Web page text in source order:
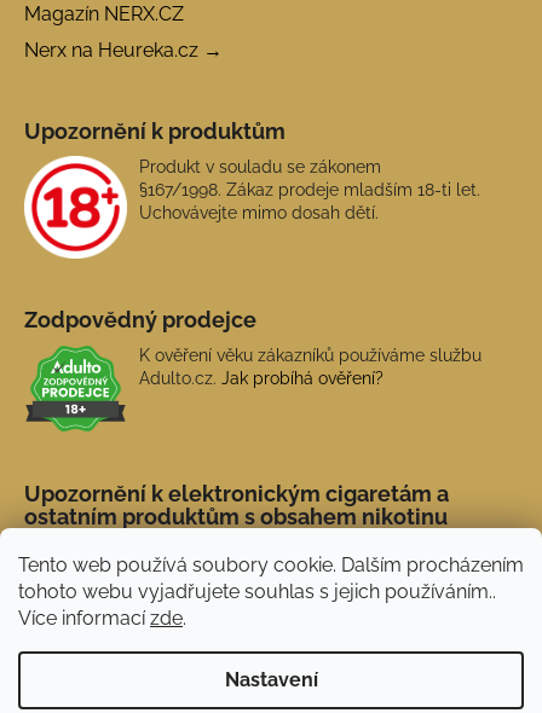
Tento web používá soubory cookie. Dalším procházením
tohoto webu vyjadřujete souhlas s jejich používáním..
Více informacízde.
Nastavení
Magazín NERX.CZ
Nerx na Heureka.cz →
Upozornění k produktům
Produkt v souladu se zákonem
§167/1998. Zákaz prodeje mladším 18-ti let.
Uchovávejte mimo dosah dětí.
Zodpovědný prodejce
K ověření věku zákazníků používáme službu
Adulto.cz. Jak probíhá ověření?
Upozornění k elektronickým cigaretám a
ostatním produktům s obsahem nikotinu